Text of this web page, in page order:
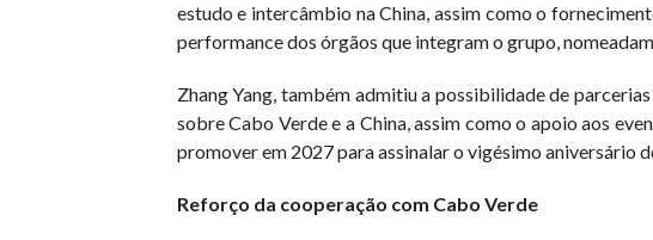
estudo e intercâmbio na China, assim como o
performance dos órgãos que integram o grupo,
Zhang Yang, também admitiu a possibilidade de
sobre Cabo Verde e a China, assim como o apoio aos
promover em 2027 para assinalar o vigésimo aniversário
Reforço da cooperação com Cabo Verde